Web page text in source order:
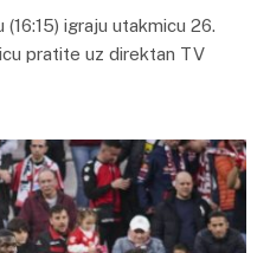
igraju utakmicu 26.
pratite uz direktan TV